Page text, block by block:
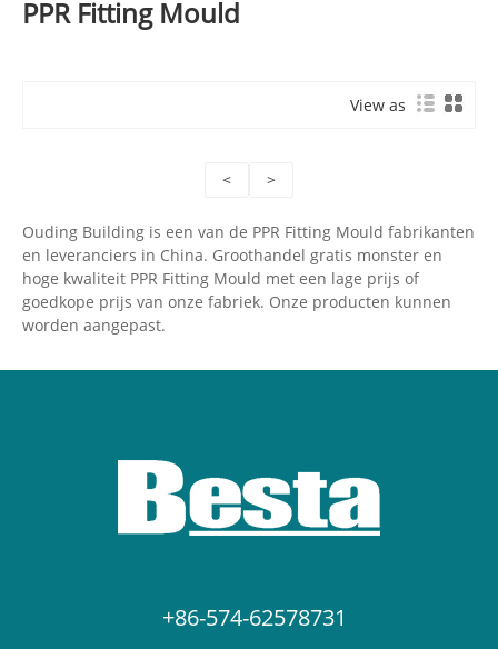
PPR Fitting Mould
View as
< >
Ouding Building is een van de PPR Fitting Mould fabrikanten
en leveranciers in China. Groothandel gratis monster en
hoge kwaliteit PPR Fitting Mould met een lage prijs of
goedkope prijs van onze fabriek. Onze producten kunnen
worden aangepast.
+86-574-62578731